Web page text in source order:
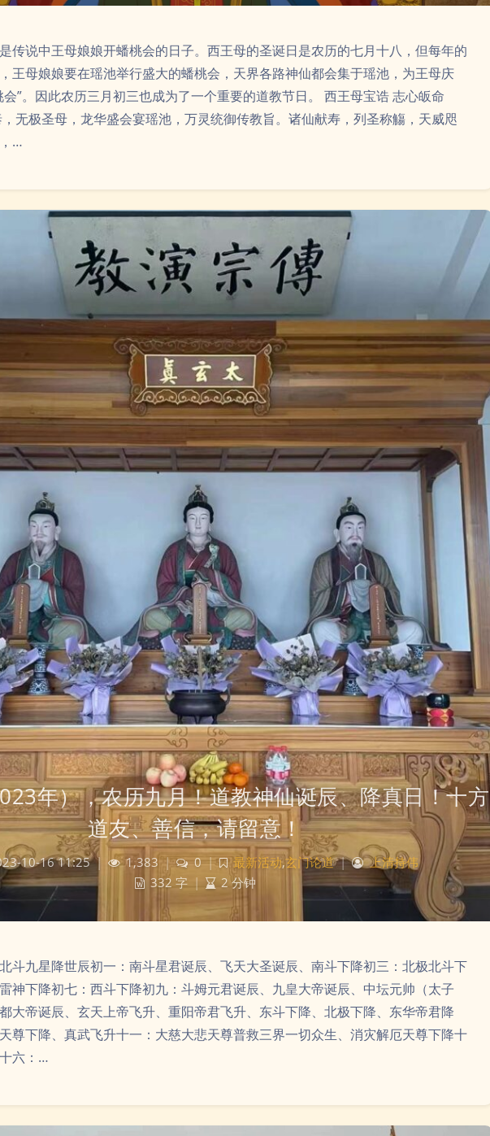
传说中王母娘娘开蟠桃会的日子。西王母的圣诞日是农历的七月十八，但每年的
王母娘娘要在瑶池举行盛大的蟠桃会，天界各路神仙都会集于瑶池，为王母庆
会”。因此农历三月初三也成为了一个重要的道教节日。 西王母宝诰 志心皈命
无极圣母，龙华盛会宴瑶池，万灵统御传教旨。诸仙献寿，列圣称觴，天威咫
…
年），农历九月！道教神仙诞辰、降真日！十方
道友、善信，请留意！
10-16 11:25 | 1,383 | 0 | 最新活动,玄门论道 |
上清持伟
332 字 | 2 分钟
斗九星降世辰初一：南斗星君诞辰、飞天大圣诞辰、南斗下降初三：北极北斗下
神下降初七：西斗下降初九：斗姆元君诞辰、九皇大帝诞辰、中坛元帅（太子
大帝诞辰、玄天上帝飞升、重阳帝君飞升、东斗下降、北极下降、东华帝君降
尊下降、真武飞升十一：大慈大悲天尊普救三界一切众生、消灾解厄天尊下降十
六：…